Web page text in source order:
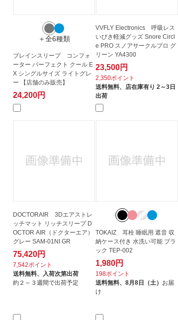
＋全6種類
ブレインスリープ コンフォ
ーター パーフェクト クール E
X シングルサイズ ライトグレ
ー 【店舗のみ販売】
24,200円
VVFLY Electronics 呼吸レス
いびき軽減グッズ Snore Circl
e PRO スノアサークルプロ グ
リーン YA4300
23,500円
2,350ポイント
送料無料、 店在庫有り 2～3日
出荷
DOCTORAIR 3Dエアストレ
ッチマット リッチスリープ D
OCTOR AIR（ドクターエア）
グレー SAM-01NI GR
75,420円
7,542ポイント
送料無料、 入荷次第出荷
約２～３週間で出荷予定
TOKAIZ 耳栓 睡眠用 遮音 収
納ケース付き 水洗い可能 ブラ
ック TEP-002
1,980円
198ポイント
送料無料、8月8日（土） お届
け